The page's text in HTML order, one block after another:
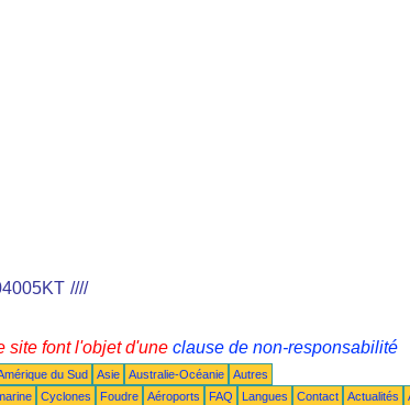
////
site font l'objet d'une clause de non-responsabilité
du Sud Asie Australie-Océanie
Autres
Cyclones Foudre Aéroports FAQ Langues Contact Actualités